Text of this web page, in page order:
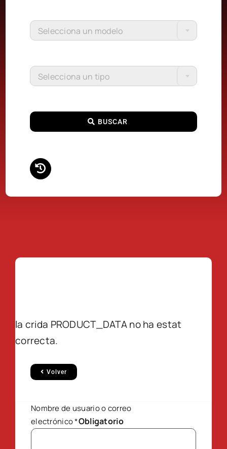
Selecciona un modelo
Selecciona un tipo
BUSCAR
la crida PRODUCT_DATA no ha estat
correcta.
Volver
Nombre de usuario o correo
electrónico*Obligatorio